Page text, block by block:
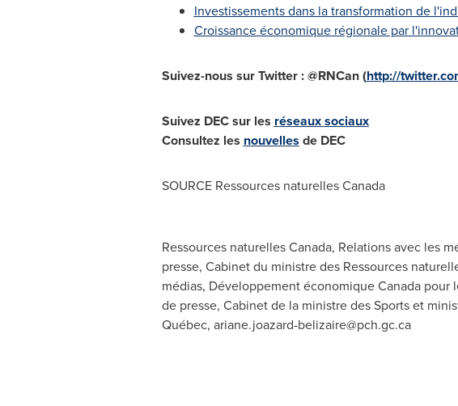
Investissements dans la transformation de
Croissance économique régionale par
Suivez-nous sur Twitter : @RNCan (http://
Suivez DEC sur les réseaux sociaux
Consultez les nouvelles de DEC
SOURCE Ressources naturellesCanada
Ressources naturelles Canada, Relations avec les
presse, Cabinet du ministre des Ressources
médias, Développement économique Canada pour
de presse, Cabinet de la ministre des Sports et
Québec, ariane.joazard-belizaire@pch.gc.ca